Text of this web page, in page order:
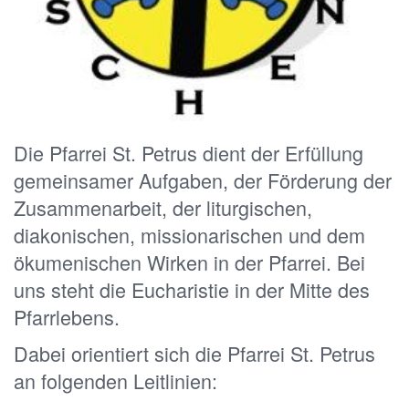
Die Pfarrei St. Petrus dient der Erfüllung
gemeinsamer Aufgaben, der Förderung der
Zusammenarbeit, der liturgischen,
diakonischen, missionarischen und dem
ökumenischen Wirken in der Pfarrei. Bei
uns steht die Eucharistie in der Mitte des
Pfarrlebens.
Dabei orientiert sich die Pfarrei St. Petrus
an folgenden Leitlinien: